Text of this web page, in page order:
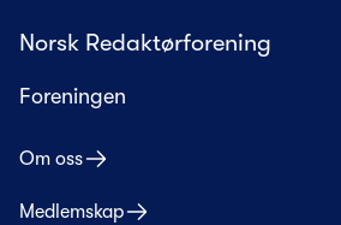
Norsk Redaktørforening
Foreningen
Om oss
Medlemskap